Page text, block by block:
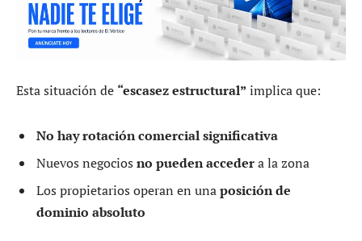
Esta situación de “escasez estructural” implica que:
No hay rotación comercial significativa
Nuevos negocios no pueden accedera la zona
Los propietarios operan en unaposición de
dominio absoluto